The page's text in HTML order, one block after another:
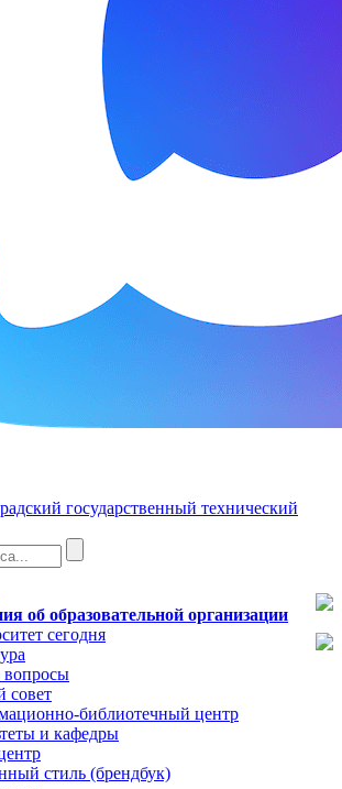
государственный технический
об образовательной организации
сегодня
вопросы
совет
библиотечный центр
и кафедры
стиль (брендбук)